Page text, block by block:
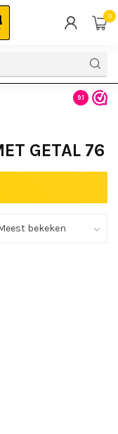
0
Gratis
9.1
GETAL 76